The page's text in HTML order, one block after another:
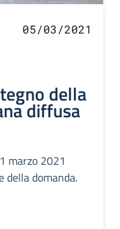
05/03/2021
della
diffusa
marzo 2021
della domanda.